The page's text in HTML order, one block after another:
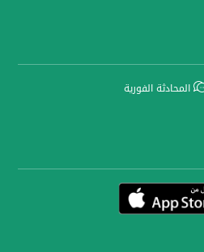
المحادثة الفورية